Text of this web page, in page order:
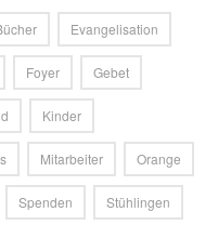
Evangelisation
Foyer Gebet
Kinder
Mitarbeiter Orange
Spenden Stühlingen